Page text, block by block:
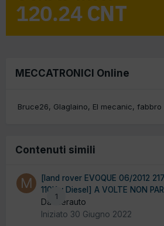
MECCATRONICI Online
Bruce26 Glaglaino El mecanic fabbro
Contenuti simili
1
[land rover EVOQUE 06/2012
110Kw Diesel] A VOLTE NON
Da Merauto
Iniziato 30 Giugno 2022